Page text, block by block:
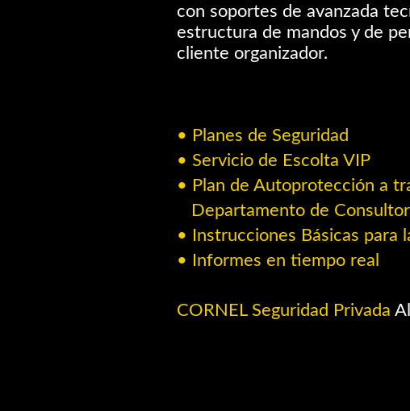
con soportes de avanzada
estructura de mandos y de
cliente organizador.
• Planes de Seguridad
• Servicio de Escolta VIP
• Plan de Autoprotección a
Departamento de
• Instrucciones Básicas para
• Informes en tiempo real
CORNEL Seguridad Privada